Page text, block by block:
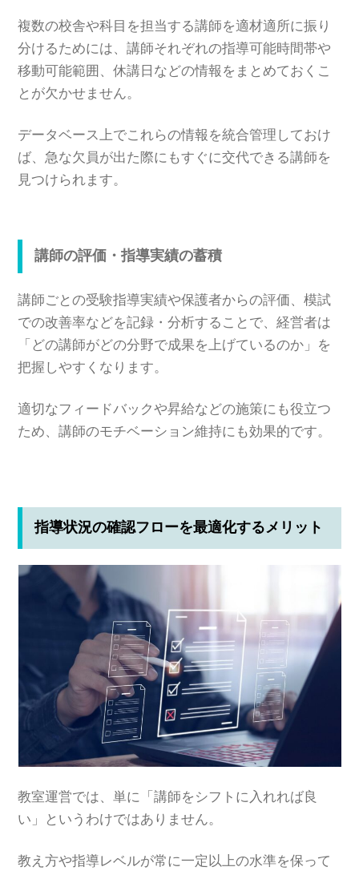
複数の校舎や科目を担当する講師を適材適所に振り
分けるためには、講師それぞれの指導可能時間帯や
移動可能範囲、休講日などの情報をまとめておくこ
とが欠かせません。
データベース上でこれらの情報を統合管理しておけ
ば、急な欠員が出た際にもすぐに交代できる講師を
見つけられます。
講師の評価・指導実績の蓄積
講師ごとの受験指導実績や保護者からの評価、模試
での改善率などを記録・分析することで、経営者は
「どの講師がどの分野で成果を上げているのか」を
把握しやすくなります。
適切なフィードバックや昇給などの施策にも役立つ
ため、講師のモチベーション維持にも効果的です。
指導状況の確認フローを最適化するメリット
教室運営では、単に「講師をシフトに入れれば良
い」というわけではありません。
教え方や指導レベルが常に一定以上の水準を保って